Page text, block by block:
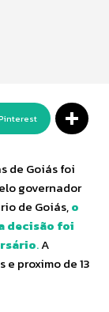
de Goiás foi
governador
de Goiás,o
decisão foi
.A
proximo de 13